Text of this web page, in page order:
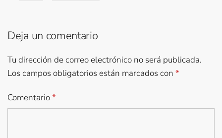
Deja un comentario
Tu dirección de correo electrónico no será publicada.
Los campos obligatorios están marcados con *
Comentario*